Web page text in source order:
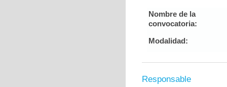
Nombre de la
convocatoria:
Modalidad:
Responsable